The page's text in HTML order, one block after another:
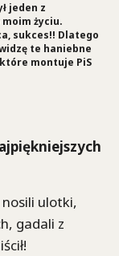
jeden z
życiu.
sukces!! Dlatego
te haniebne
montuje PiS
ulotki,
gadali z